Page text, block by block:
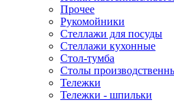
Прочее
Рукомойники
Стеллажи для посуды
Стеллажи кухонные
Стол-тумба
Столы
Тележки
Тележки - шпильки